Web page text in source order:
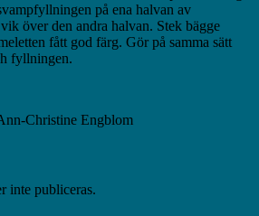
på ena halvan av
över den andra halvan. Stek bägge
fått god färg. Gör på samma sätt
fyllningen.
Christine Engblom
inte publiceras.